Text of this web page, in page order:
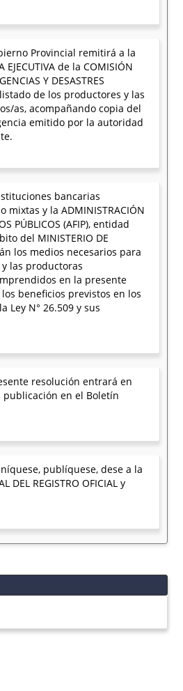
Provincial remitirá a la
EJECUTIVA de la COMISIÓN
Y DESASTRES
listado de los productores y las
as, acompañando copia del
emitido por la autoridad
bancarias
mixtas y la ADMINISTRACIÓN
PÚBLICOS (AFIP), entidad
del MINISTERIO DE
los medios necesarios para
las productoras
en la presente
beneficios previstos en los
Ley N° 26.509 y sus
resolución entrará en
en el Boletín
publíquese, dese a la
DEL REGISTRO OFICIAL y